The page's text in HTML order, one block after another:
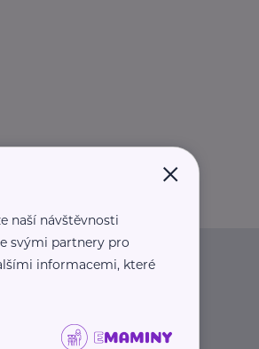
×
naší návštěvnosti
svými partnery pro
informacemi, které